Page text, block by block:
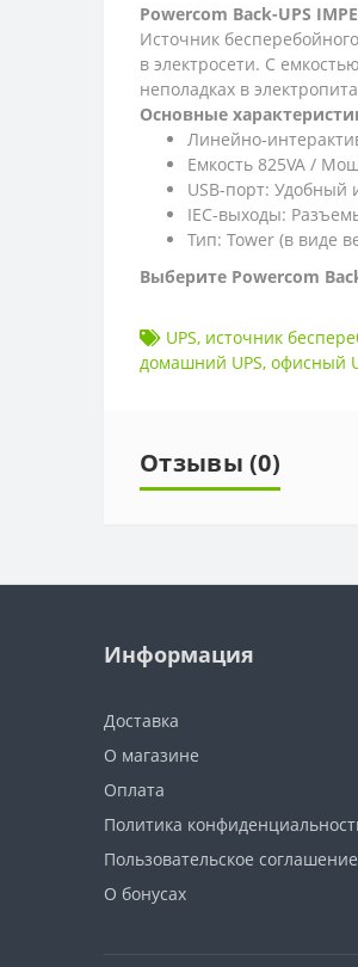
Powercom Back-UPS
Источник
в электросети. С
неполадках в
Основные
Линейно-
Емкость 825VA /
USB-порт:
IEC-выходы:
Тип: Tower (в виде
Выберите Powercom
UPS, источник
домашний UPS, офисный
Отзывы (0)
Информация
Доставка
О магазине
Оплата
Политика
Пользовательское соглашение
О бонусах